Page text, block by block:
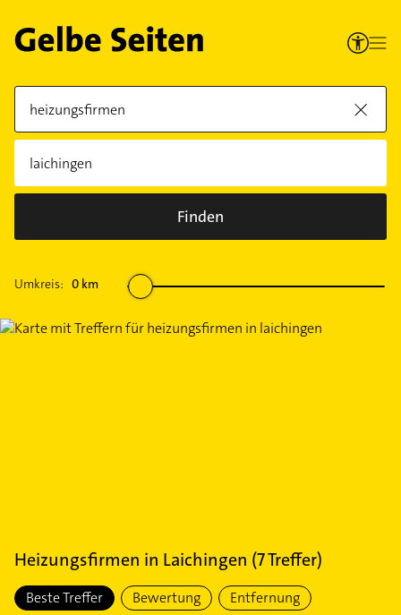
Finden
Umkreis: 0 km
Heizungsfirmen in Laichingen (7Treffer)
Beste Treffer Bewertung Entfernung